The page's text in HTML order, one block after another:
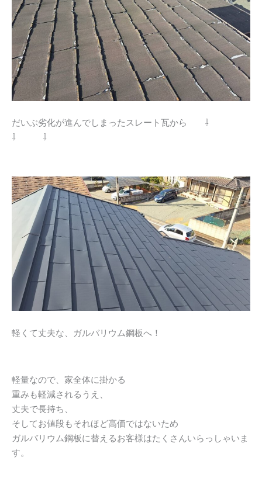
だいぶ劣化が進んでしまったスレート瓦から ⇩
⇩ ⇩
軽くて丈夫な、ガルバリウム鋼板へ！
軽量なので、家全体に掛かる
重みも軽減されるうえ、
丈夫で長持ち、
そしてお値段もそれほど高価ではないため
ガルバリウム鋼板に替えるお客様はたくさんいらっしゃいま
す。